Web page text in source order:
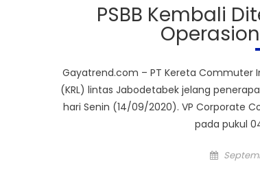
PSBB Kembali
Gayatrend.com – PT Kereta Commuter
(KRL) lintas Jabodetabek jelang
hari Senin (14/09/2020). VP Corporate
pada pukul
Posted